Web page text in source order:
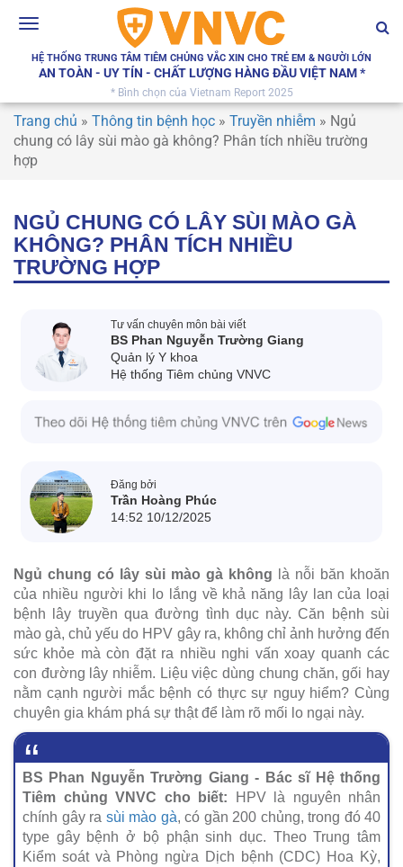
Toggle
HỆ THỐNG TRUNG TÂM TIÊM CHỦNG VẮC XIN CHO TRẺ EM & NGƯỜI LỚN
AN TOÀN - UY TÍN - CHẤT LƯỢNG HÀNG ĐẦU VIỆT NAM *
* Bình chọn của Vietnam Report 2025
Trang chủ » Thông tin bệnh học » Truyền nhiễm » Ngủ
chung có lây sùi mào gà không? Phân tích nhiều trường
hợp
NGỦ CHUNG CÓ LÂY SÙI MÀO GÀ
KHÔNG? PHÂN TÍCH NHIỀU
TRƯỜNG HỢP
Tư vấn chuyên môn bài viết
BS Phan Nguyễn Trường Giang
Quản lý Y khoa
Hệ thống Tiêm chủng VNVC
Đăng bởi
Trần Hoàng Phúc
14:52 10/12/2025
Ngủ chung có lây sùi mào gà không là nỗi băn khoăn
của nhiều người khi lo lắng về khả năng lây lan của loại
bệnh lây truyền qua đường tình dục này. Căn bệnh sùi
mào gà, chủ yếu do HPV gây ra, không chỉ ảnh hưởng đến
sức khỏe mà còn đặt ra nhiều nghi vấn xoay quanh các
con đường lây nhiễm. Liệu việc dùng chung chăn, gối hay
nằm cạnh người mắc bệnh có thực sự nguy hiểm? Cùng
chuyên gia khám phá sự thật để làm rõ mối lo ngại này.
BS Phan Nguyễn Trường Giang - Bác sĩ Hệ thống
Tiêm chủng VNVC cho biết: HPV là nguyên nhân
chính gây ra sùi mào gà, có gần 200 chủng, trong đó 40
type gây bệnh ở bộ phận sinh dục. Theo Trung tâm
Kiểm soát và Phòng ngừa Dịch bệnh (CDC) Hoa Kỳ,